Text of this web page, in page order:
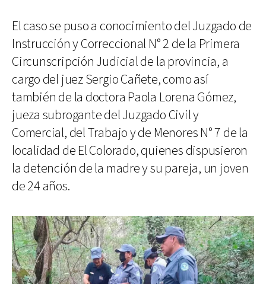
El caso se puso a conocimiento del Juzgado de
Instrucción y Correccional N° 2 de la Primera
Circunscripción Judicial de la provincia, a
cargo del juez Sergio Cañete, como así
también de la doctora Paola Lorena Gómez,
jueza subrogante del Juzgado Civil y
Comercial, del Trabajo y de Menores N° 7 de la
localidad de El Colorado, quienes dispusieron
la detención de la madre y su pareja, un joven
de 24 años.